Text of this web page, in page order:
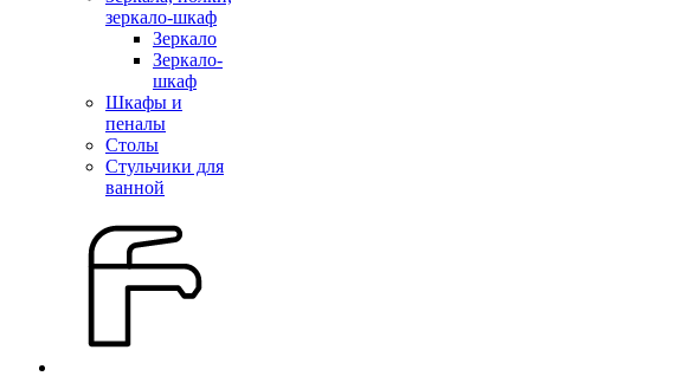
зеркало-шкаф
Зеркало
Зеркало-
шкаф
Шкафы и
пеналы
Столы
Стульчики для
ванной